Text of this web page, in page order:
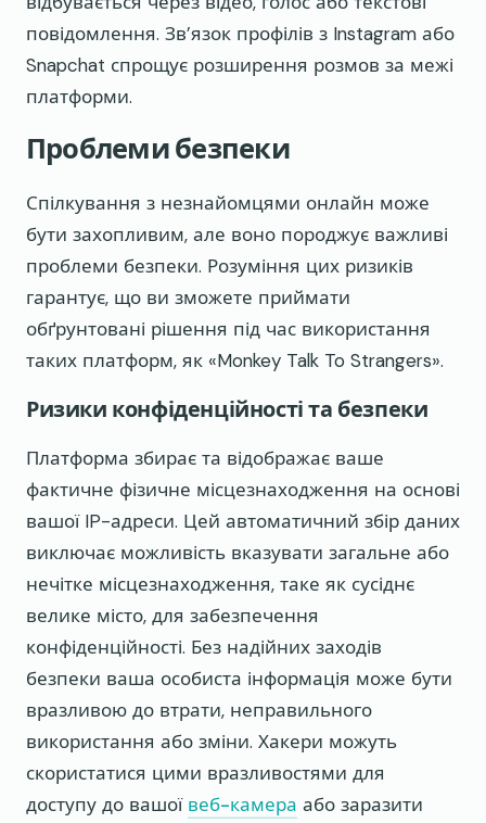
повідомлення. Зв’язок профілів з Instagram або
Snapchat спрощує розширення розмов за межі
платформи.
Проблеми безпеки
Спілкування з незнайомцями онлайн може
бути захопливим, але воно породжує важливі
проблеми безпеки. Розуміння цих ризиків
гарантує, що ви зможете приймати
обґрунтовані рішення під час використання
таких платформ, як «Monkey Talk To Strangers».
Ризики конфіденційності та безпеки
Платформа збирає та відображає ваше
фактичне фізичне місцезнаходження на основі
вашої IP-адреси. Цей автоматичний збір даних
виключає можливість вказувати загальне або
нечітке місцезнаходження, таке як сусіднє
велике місто, для забезпечення
конфіденційності. Без надійних заходів
безпеки ваша особиста інформація може бути
вразливою до втрати, неправильного
використання або зміни. Хакери можуть
скористатися цими вразливостями для
доступу до вашої веб-камера або заразити